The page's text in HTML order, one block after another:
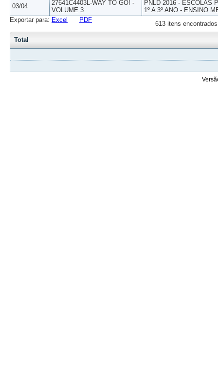
03/04
27641C4403L-WAY TO GO! -
VOLUME 3
PNLD 2016 - ESCOLAS
1º A 3º ANO - ENSINO
613 itens
Exportar para: Excel PDF
Total